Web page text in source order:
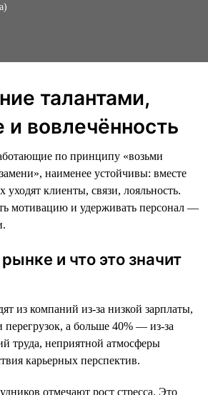
талантами,
вовлечённость
по принципу «возьми
наименее устойчивы: вместе
уходят клиенты, связи, лояльность.
мотивацию и удерживать персонал —
и что это значит
из компаний из-за низкой зарплаты,
перегрузок, а больше 40% — из-за
труда, неприятной атмосферы
карьерных перспектив.
отмечают рост стресса. Это